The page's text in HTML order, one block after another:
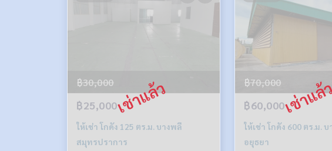
฿30,000
฿25,000
ให้เช่า โกดัง 125 ตร.ม. บางพลี
สมุทรปราการ
฿70,000
฿60,000
ให้เช่า โกดัง 600 ตร.ม. บางปะอิน
อยุธยา